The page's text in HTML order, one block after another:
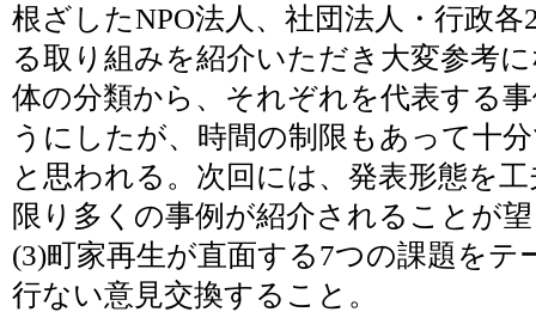
根ざしたNPO法人、社団法人・行政各
る取り組みを紹介いただき大変参考
体の分類から、それぞれを代表する
うにしたが、時間の制限もあって十
と思われる。次回には、発表形態を
限り多くの事例が紹介されることが
(3)町家再生が直面する7つの課題をテ
行ない意見交換すること。